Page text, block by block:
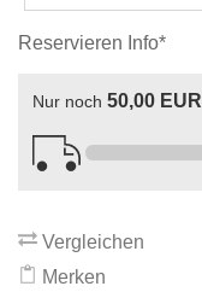
Reservieren Info*
Nur noch 50,00 EUR
Vergleichen
Merken